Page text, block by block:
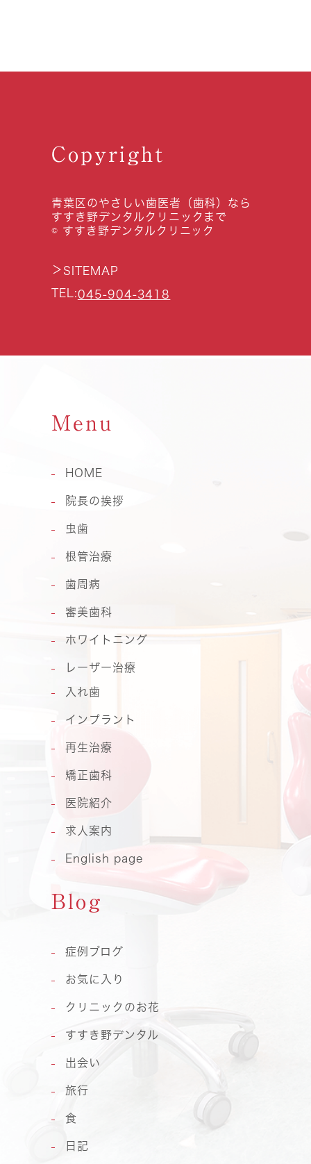
Copyright
青葉区のやさしい歯医者（歯科）なら
すすき野デンタルクリニックまで
© すすき野デンタルクリニック
＞ SITEMAP
TEL:045-904-3418
Menu
HOME
院長の挨拶
虫歯
根管治療
歯周病
審美歯科
ホワイトニング
レーザー治療
入れ歯
インプラント
再生治療
矯正歯科
医院紹介
求人案内
English page
Blog
症例ブログ
お気に入り
クリニックのお花
すすき野デンタル
出会い
旅行
食
日記